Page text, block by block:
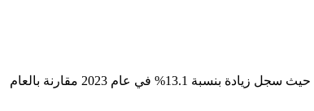
وفقًا لأحدث الدراسات التي كشفت عنها شركة Abu Dhabi Construction Consulting، شهد قطاع البناء في أبوظبي نموًا ملحوظًا خلال السنوات الأخيرة، حيث سجل زيادة بنسبة 13.1% في عام 2023 مقارنة بالعام